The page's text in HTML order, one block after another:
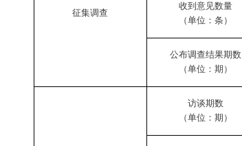
征集调查
收到意见数量
（单位：条）
公布调查结果期数
（单位：期）
访谈期数
（单位：期）